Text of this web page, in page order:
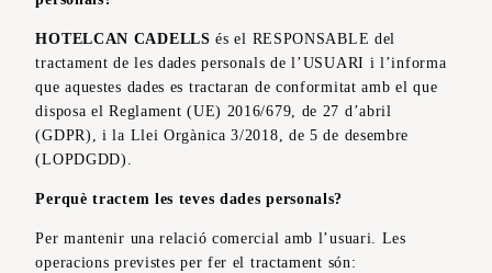
HOTELCAN CADELLS és el RESPONSABLE del
tractament de les dades personals de l’USUARI i l’informa
que aquestes dades es tractaran de conformitat amb el que
disposa el Reglament (UE) 2016/679, de 27 d’abril
(GDPR), i la Llei Orgànica 3/2018, de 5 de desembre
(LOPDGDD).
Perquè tractem les teves dades personals?
Per mantenir una relació comercial amb l’usuari. Les
operacions previstes per fer el tractament són: